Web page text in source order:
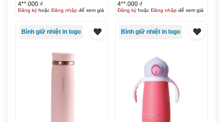
4**.000 ₫
Đăng kýhoặc Đăng nhậpđể xem giá
4**.000 ₫
Đăng kýhoặc Đăng nhậpđể xem giá
Bình giữ nhiệt in logo Bình giữ nhiệt in logo